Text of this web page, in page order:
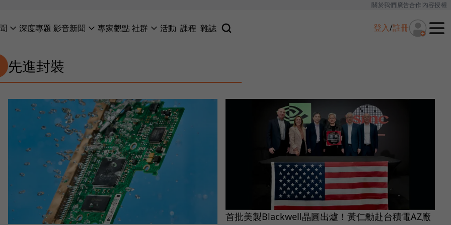
關於我們廣告合作內容授權
深度專題 影音新聞 專家觀點社群 活動 課程 雜誌 登入/註冊
先進封裝
首批美製Blackwell晶圓出爐！黃仁勳赴台積電AZ廠